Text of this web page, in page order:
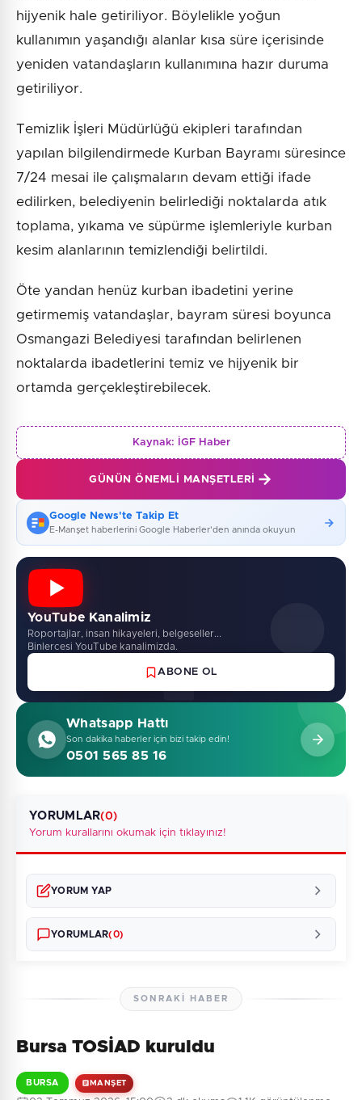
hijyenik hale getiriliyor. Böylelikle yoğun
kullanımın yaşandığı alanlar kısa süre içerisinde
yeniden vatandaşların kullanımına hazır duruma
getiriliyor.
Temizlik İşleri Müdürlüğü ekipleri tarafından
yapılan bilgilendirmede Kurban Bayramı süresince
7/24 mesai ile çalışmaların devam ettiği ifade
edilirken, belediyenin belirlediği noktalarda atık
toplama, yıkama ve süpürme işlemleriyle kurban
kesim alanlarının temizlendiği belirtildi.
Öte yandan henüz kurban ibadetini yerine
getirmemiş vatandaşlar, bayram süresi boyunca
Osmangazi Belediyesi tarafından belirlenen
noktalarda ibadetlerini temiz ve hijyenik bir
ortamda gerçekleştirebilecek.
Kaynak: İGF Haber
GÜNÜN ÖNEMLI MANŞETLERI
Google News'te Takip Et
E-Manşet haberlerini Google Haberler'den anında okuyun
YouTube Kanalimiz
Roportajlar, insan hikayeleri, belgeseller...
Binlercesi YouTube kanalimizda.
ABONE OL
Whatsapp Hattı
Son dakika haberler için bizi takip edin!
0501 565 85 16
YORUMLAR(0)
Yorum kurallarını okumak için tıklayınız!
YORUM YAP
YORUMLAR(0)
Henüz yorum yapılmamış. İlk yorumu siz yapın!
SONRAKI HABER
Bursa TOSİAD kuruldu
BURSA MANŞET